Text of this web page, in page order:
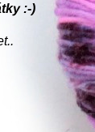
:-)